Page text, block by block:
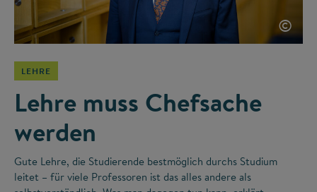
©
LEHRE
Lehre muss Chefsache
werden
Gute Lehre, die Studierende bestmöglich durchs Studium
leitet – für viele Professoren ist das alles andere als